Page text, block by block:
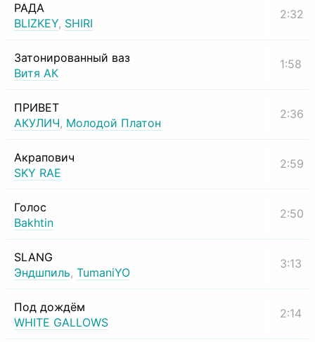
РАДА
BLIZKEY, SHIRI
2:32
Затонированный ваз
Витя АК
1:58
ПРИВЕТ
АКУЛИЧ, Молодой Платон
2:36
Акрапович
SKY RAE
2:59
Голос
Bakhtin
2:50
SLANG
Эндшпиль, TumaniYO
3:13
Под дождём
WHITE GALLOWS
2:14